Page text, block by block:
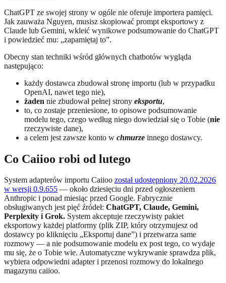
ChatGPT ze swojej strony w ogóle nie oferuje importera pamięci.
Jak zauważa Nguyen, musisz skopiować prompt eksportowy z
Claude lub Gemini, wkleić wynikowe podsumowanie do ChatGPT
i powiedzieć mu: „zapamiętaj to”.
Obecny stan techniki wśród głównych chatbotów wygląda
następująco:
każdy dostawca zbudował stronę importu (lub w przypadku
OpenAI, nawet tego nie),
żaden nie zbudował pełnej strony eksportu,
to, co zostaje przeniesione, to opisowe podsumowanie
modelu tego, czego według niego dowiedział się o Tobie (nie
rzeczywiste dane),
a celem jest zawsze konto w chmurze innego dostawcy.
Co Caiioo robi od lutego
System adapterów importu Caiioo został udostępniony 20.02.2026
w wersji 0.9.655 — około dziesięciu dni przed ogłoszeniem
Anthropic i ponad miesiąc przed Google. Fabrycznie
obsługiwanych jest pięć źródeł: ChatGPT, Claude, Gemini,
Perplexity i Grok. System akceptuje rzeczywisty pakiet
eksportowy każdej platformy (plik ZIP, który otrzymujesz od
dostawcy po kliknięciu „Eksportuj dane”) i przetwarza same
rozmowy — a nie podsumowanie modelu ex post tego, co wydaje
mu się, że o Tobie wie. Automatyczne wykrywanie sprawdza plik,
wybiera odpowiedni adapter i przenosi rozmowy do lokalnego
magazynu caiioo.